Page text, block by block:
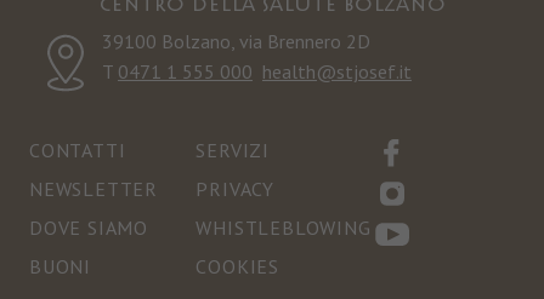
Centro della salute Bolzano
39100 Bolzano, via Brennero 2D
T 0471 1 555 000 health@stjosef.it
CONTATTI
NEWSLETTER
DOVE SIAMO
BUONI
SERVIZI
PRIVACY
WHISTLEBLOWING
COOKIES